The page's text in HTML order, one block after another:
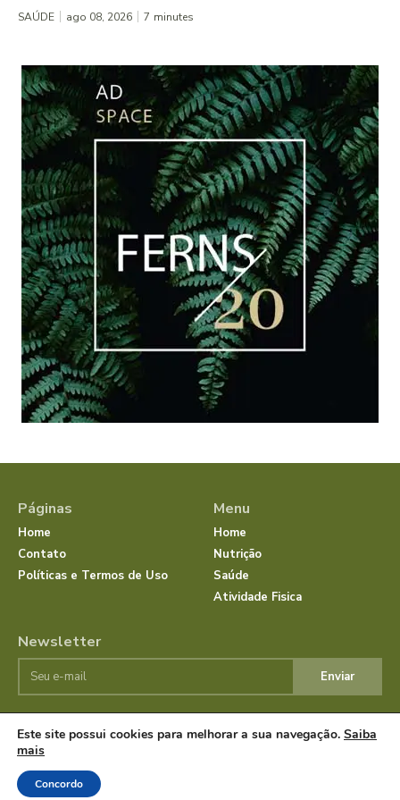
SAÚDE ago 08, 2026 7 minutes
Páginas
Home
Contato
Políticas e Termos de Uso
Menu
Home
Nutrição
Saúde
Atividade Fisica
Newsletter
Enviar
© JornalSaudeBemEstar.Com.Br 2025 Todos os direitos
reservados.
Este site possui cookies para melhorar a sua navegação. Saiba
mais
Concordo